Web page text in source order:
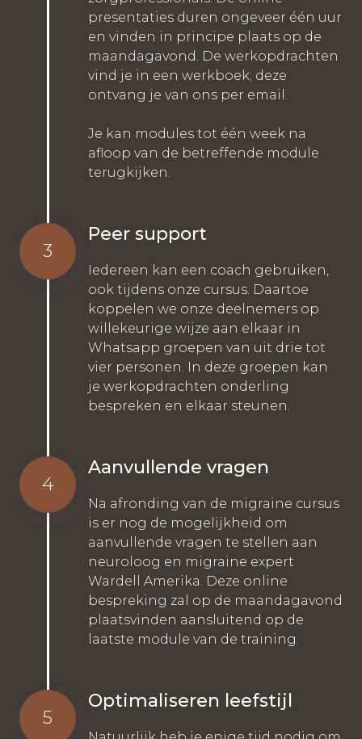
presentaties duren ongeveer één uur
en vinden in principe plaats op de
maandagavond. De werkopdrachten
vind je in een werkboek; deze
ontvang je van ons per email.
Je kan modules tot één week na
afloop van de betreffende module
terugkijken.
3
Peer support
Iedereen kan een coach gebruiken,
ook tijdens onze cursus. Daartoe
koppelen we onze deelnemers op
willekeurige wijze aan elkaar in
Whatsapp groepen van uit drie tot
vier personen. In deze groepen kan
je werkopdrachten onderling
bespreken en elkaar steunen.
4
Aanvullende vragen
Na afronding van de migraine cursus
is er nog de mogelijkheid om
aanvullende vragen te stellen aan
neuroloog en migraine expert
Wardell Amerika. Deze online
bespreking zal op de maandagavond
plaatsvinden aansluitend op de
laatste module van de training.
5
Optimaliseren leefstijl